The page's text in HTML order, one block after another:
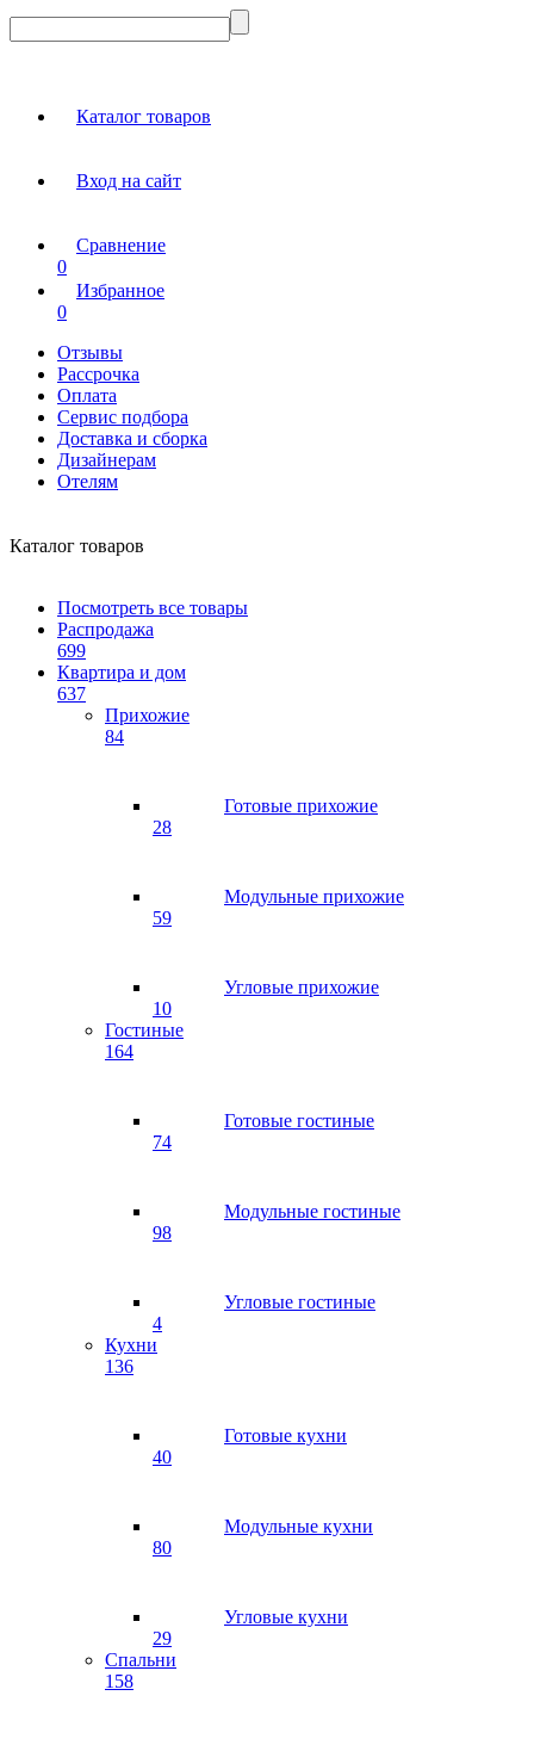
Каталог товаров
Вход на сайт
Сравнение
0
Избранное
0
Отзывы
Рассрочка
Оплата
Сервис подбора
Доставка и сборка
Дизайнерам
Отелям
Каталог товаров
Посмотреть все товары
Распродажа
699
Квартира и дом
637
Прихожие
84
Готовые прихожие
28
Модульные прихожие
59
Угловые прихожие
10
Гостиные
164
Готовые гостиные
74
Модульные гостиные
98
Угловые гостиные
4
Кухни
136
Готовые кухни
40
Модульные кухни
80
Угловые кухни
29
Спальни
158